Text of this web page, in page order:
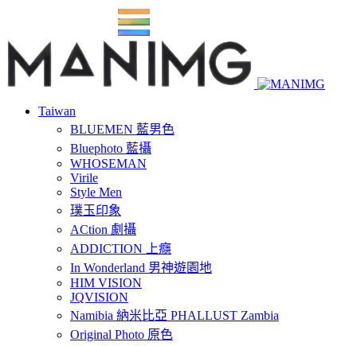
Taiwan
BLUEMEN 藍男色
Bluephoto 藍攝
WHOSEMAN
Virile
Style Men
璞玉印象
ACtion 劇攝
ADDICTION 上癮
In Wonderland 男神遊園地
HIM VISION
JQVISION
Namibia 納米比亞 PHALLUST Zambia
Original Photo 原色